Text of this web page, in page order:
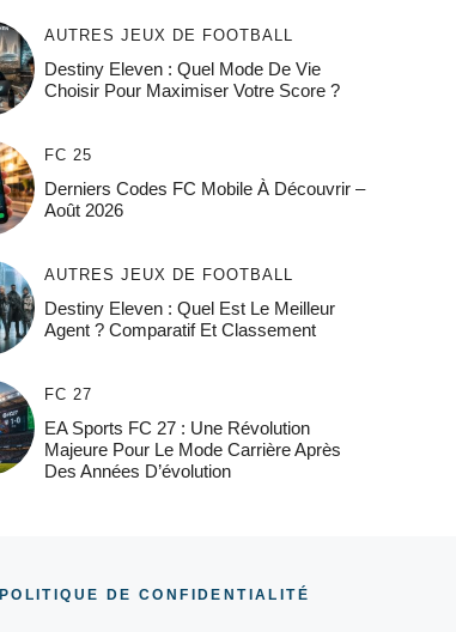
AUTRES JEUX DE FOOTBALL
Destiny Eleven : Quel Mode De Vie
Choisir Pour Maximiser Votre Score ?
FC 25
Derniers Codes FC Mobile À Découvrir –
Août 2026
AUTRES JEUX DE FOOTBALL
Destiny Eleven : Quel Est Le Meilleur
Agent ? Comparatif Et Classement
FC 27
EA Sports FC 27 : Une Révolution
Majeure Pour Le Mode Carrière Après
Des Années D’évolution
POLITIQUE DE CONFIDENTIALITÉ